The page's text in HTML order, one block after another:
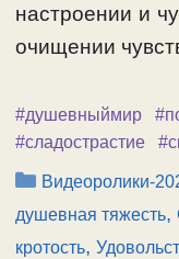
настроении и
очищении
#душевныймир
#сладострастие
Рубрики
Видеоролики-
душевная тяжесть,
кротость,